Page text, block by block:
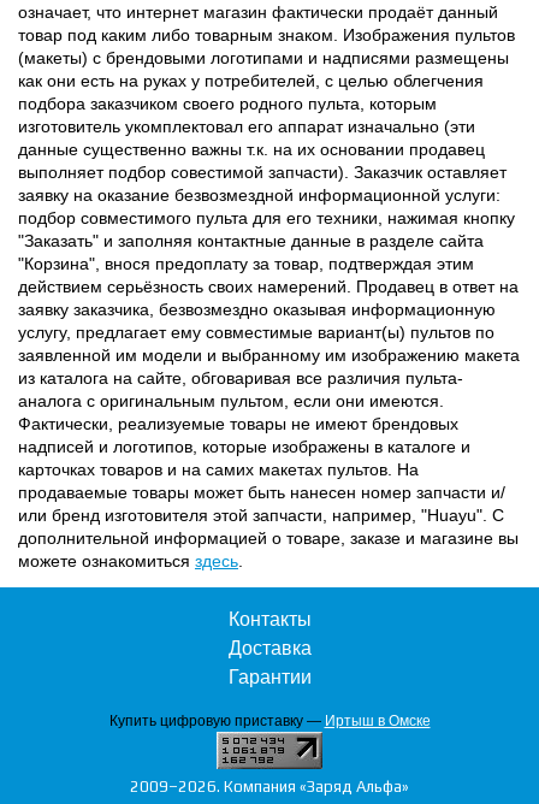
означает, что интернет магазин фактически продаёт данный
товар под каким либо товарным знаком. Изображения пультов
(макеты) с брендовыми логотипами и надписями размещены
как они есть на руках у потребителей, с целью облегчения
подбора заказчиком своего родного пульта, которым
изготовитель укомплектовал его аппарат изначально (эти
данные существенно важны т.к. на их основании продавец
выполняет подбор совестимой запчасти). Заказчик оставляет
заявку на оказание безвозмездной информационной услуги:
подбор совместимого пульта для его техники, нажимая кнопку
"Заказать" и заполняя контактные данные в разделе сайта
"Корзина", внося предоплату за товар, подтверждая этим
действием серьёзность своих намерений. Продавец в ответ на
заявку заказчика, безвозмездно оказывая информационную
услугу, предлагает ему совместимые вариант(ы) пультов по
заявленной им модели и выбранному им изображению макета
из каталога на сайте, обговаривая все различия пульта-
аналога с оригинальным пультом, если они имеются.
Фактически, реализуемые товары не имеют брендовых
надписей и логотипов, которые изображены в каталоге и
карточках товаров и на самих макетах пультов. На
продаваемые товары может быть нанесен номер запчасти и/
или бренд изготовителя этой запчасти, например, "Huayu". С
дополнительной информацией о товаре, заказе и магазине вы
можете ознакомиться здесь
Контакты
Доставка
Гарантии
2009–2026. Компания «Заряд Альфа»
Купить цифровую приставку — Иртыш в Омске